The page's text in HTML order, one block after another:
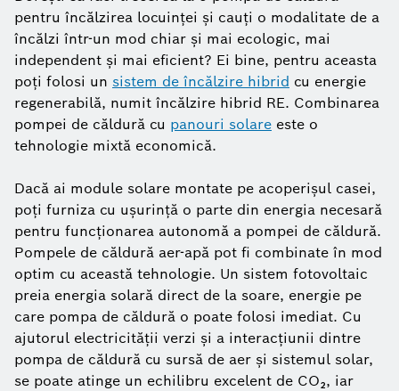
pentru încălzirea locuinței și cauți o modalitate de a
încălzi într-un mod chiar și mai ecologic, mai
independent și mai eficient? Ei bine, pentru aceasta
poți folosi un sistem de încălzire hibrid cu energie
regenerabilă, numit încălzire hibrid RE. Combinarea
pompei de căldură cu panouri solare este o
tehnologie mixtă economică.
Dacă ai module solare montate pe acoperișul casei,
poți furniza cu ușurință o parte din energia necesară
pentru funcționarea autonomă a pompei de căldură.
Pompele de căldură aer-apă pot fi combinate în mod
optim cu această tehnologie. Un sistem fotovoltaic
preia energia solară direct de la soare, energie pe
care pompa de căldură o poate folosi imediat. Cu
ajutorul electricității verzi și a interacțiunii dintre
pompa de căldură cu sursă de aer și sistemul solar,
se poate atinge un echilibru excelent de CO₂, iar